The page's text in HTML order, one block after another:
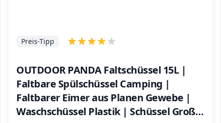
OUTDOOR PANDA Faltschüssel 15L |
Faltbare Spülschüssel Camping |
Faltbarer Eimer aus Planen Gewebe |
Waschschüssel Plastik | Schüssel Groß |
Preis-Tipp